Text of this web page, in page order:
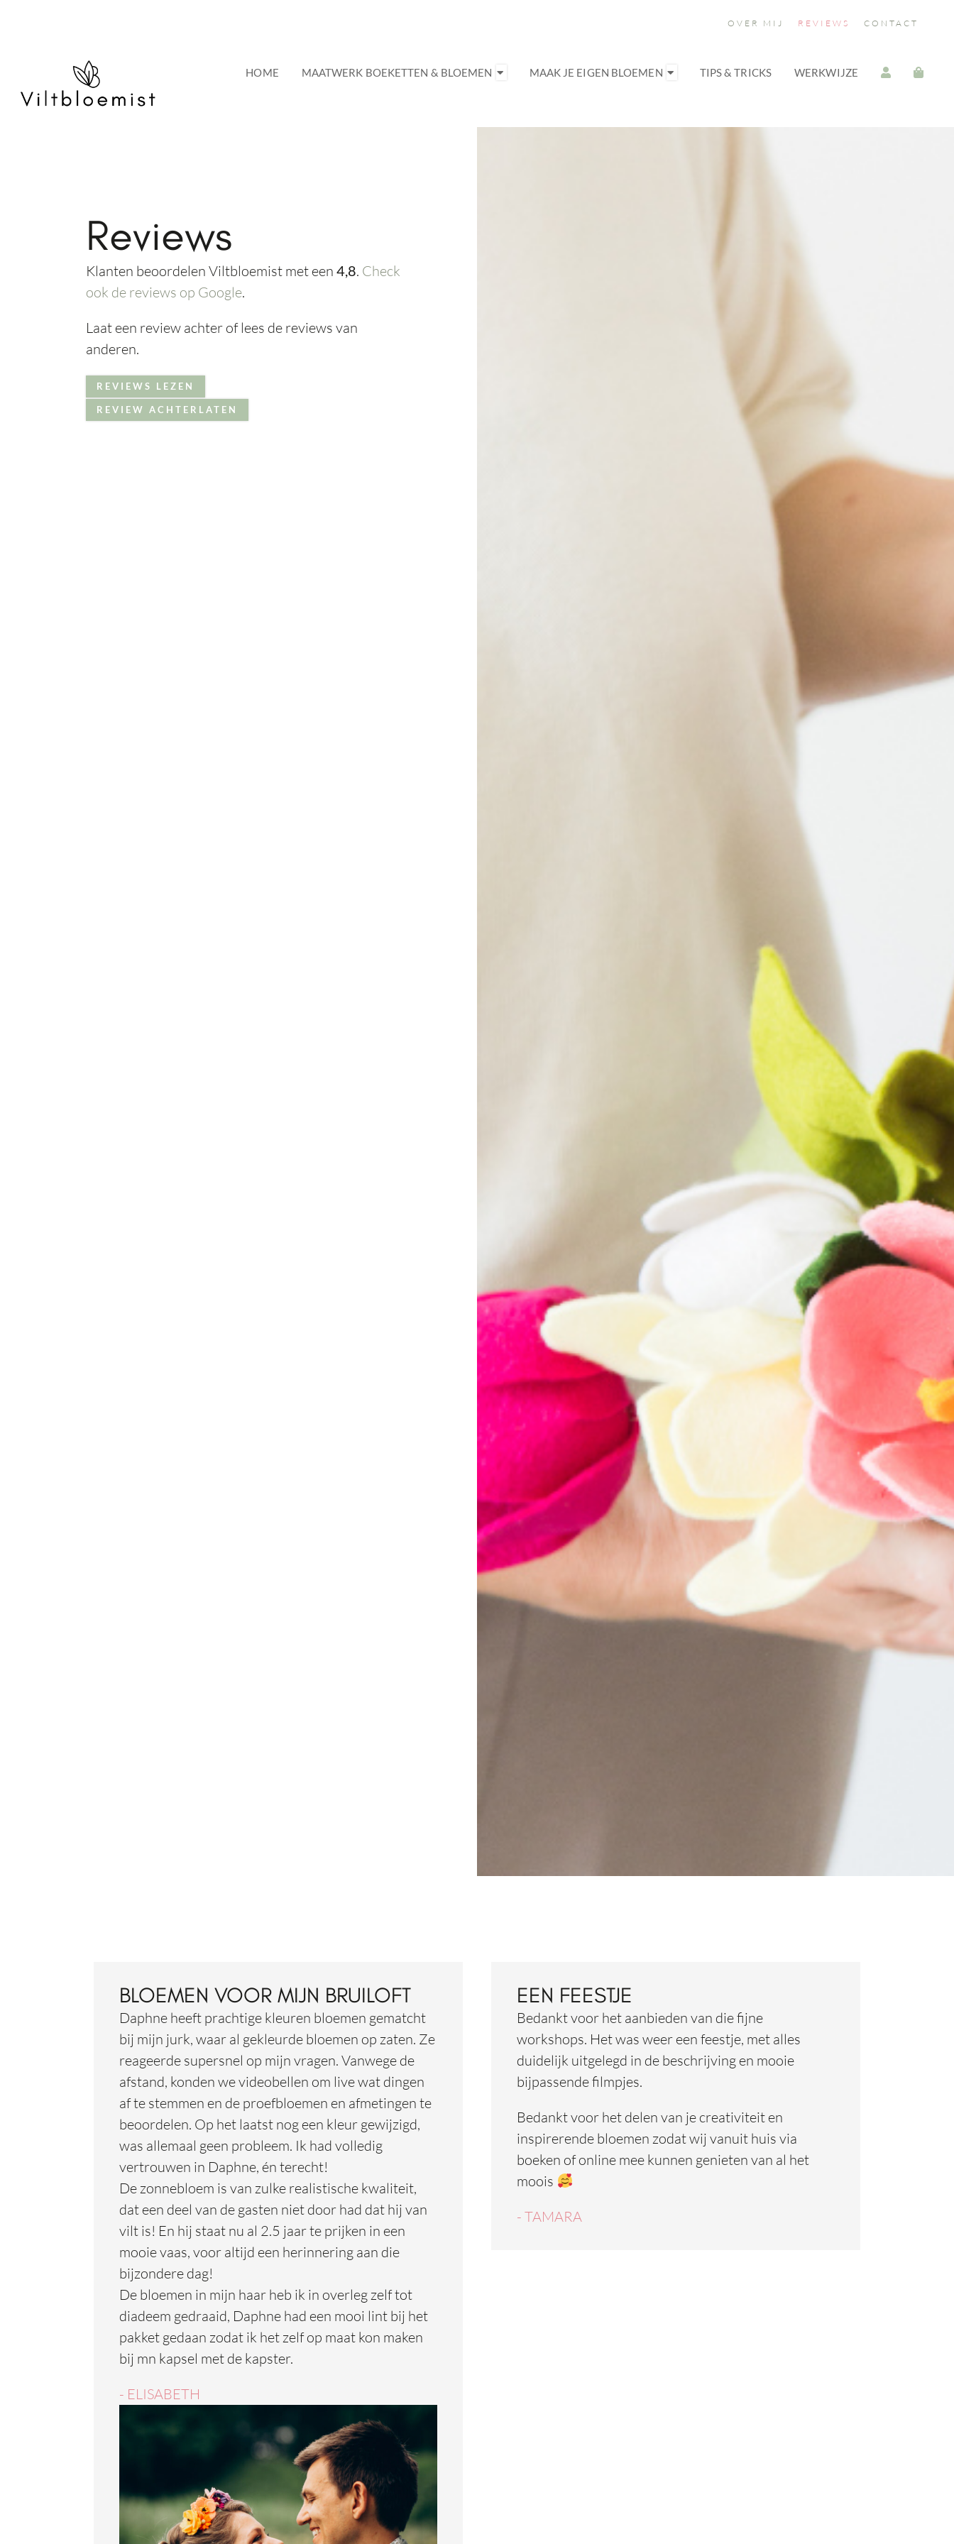
OVER MIJ REVIEWS CONTACT
HOME MAATWERK BOEKETTEN & BLOEMEN MAAK JE EIGEN BLOEMEN TIPS & TRICKS WERKWIJZE
Reviews
Klanten beoordelen Viltbloemist met een 4,8. Check
ook de reviews op Google.
Laat een review achter of lees de reviews van
anderen.
REVIEWS LEZEN
REVIEW ACHTERLATEN
BLOEMEN VOOR MIJN BRUILOFT
Daphne heeft prachtige kleuren bloemen gematcht
bij mijn jurk, waar al gekleurde bloemen op zaten. Ze
reageerde supersnel op mijn vragen. Vanwege de
afstand, konden we videobellen om live wat dingen
af te stemmen en de proefbloemen en afmetingen te
beoordelen. Op het laatst nog een kleur gewijzigd,
was allemaal geen probleem. Ik had volledig
vertrouwen in Daphne, én terecht!
De zonnebloem is van zulke realistische kwaliteit,
dat een deel van de gasten niet door had dat hij van
vilt is! En hij staat nu al 2.5 jaar te prijken in een
mooie vaas, voor altijd een herinnering aan die
bijzondere dag!
De bloemen in mijn haar heb ik in overleg zelf tot
diadeem gedraaid, Daphne had een mooi lint bij het
pakket gedaan zodat ik het zelf op maat kon maken
bij mn kapsel met de kapster.
- ELISABETH
EEN FEESTJE
Bedankt voor het aanbieden van die fijne
workshops. Het was weer een feestje, met alles
duidelijk uitgelegd in de beschrijving en mooie
bijpassende filmpjes.
Bedankt voor het delen van je creativiteit en
inspirerende bloemen zodat wij vanuit huis via
boeken of online mee kunnen genieten van al het
moois
- TAMARA